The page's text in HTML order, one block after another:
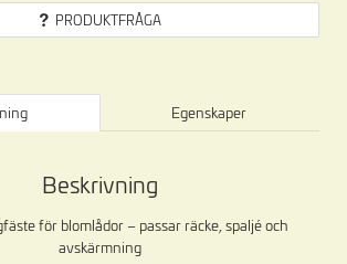
PRODUKTFRÅGA
Egenskaper
Beskrivning
för blomlådor – passar räcke, spaljé och
avskärmning